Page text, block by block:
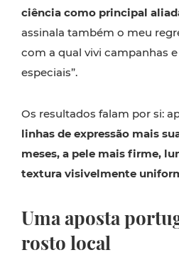
ciência como principal
assinala também o meu
com a qual vivi campanhas
especiais”.
Os resultados falam por si:
linhas de expressão mais
meses, a pele mais firme,
textura visivelmente
Uma aposta
rosto local